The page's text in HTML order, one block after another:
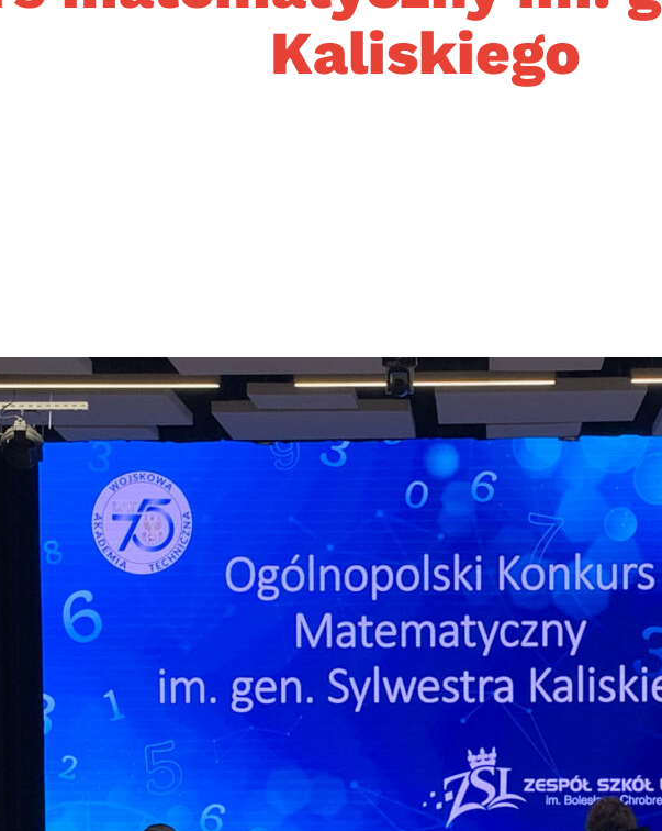
Kaliskiego